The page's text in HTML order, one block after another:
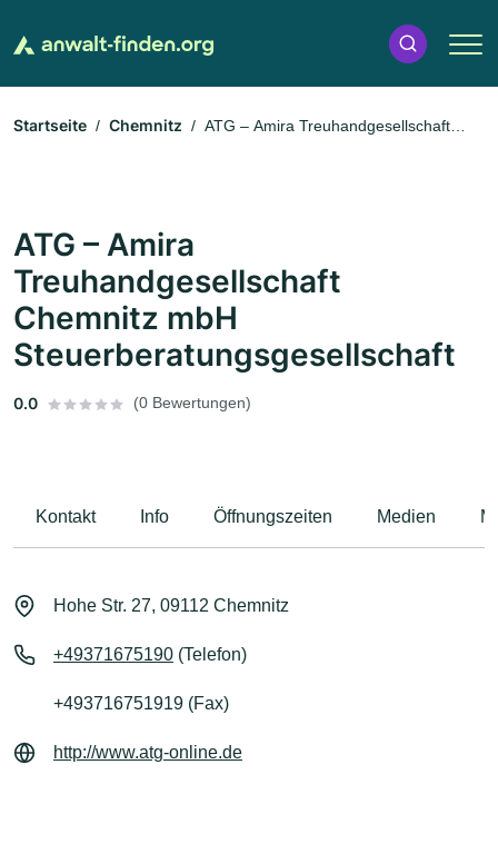
Startseite Chemnitz
ATG – Amira Treuhandgesellschaft
ATG – Amira
Treuhandgesellschaft
Chemnitz mbH
Steuerberatungsgesellschaft
0.0 (0 Bewertungen)
Kontakt Info Öffnungszeiten Medien
Hohe Str. 27, 09112 Chemnitz
+49371675190 (Telefon)
+493716751919 (Fax)
http://www.atg-online.de